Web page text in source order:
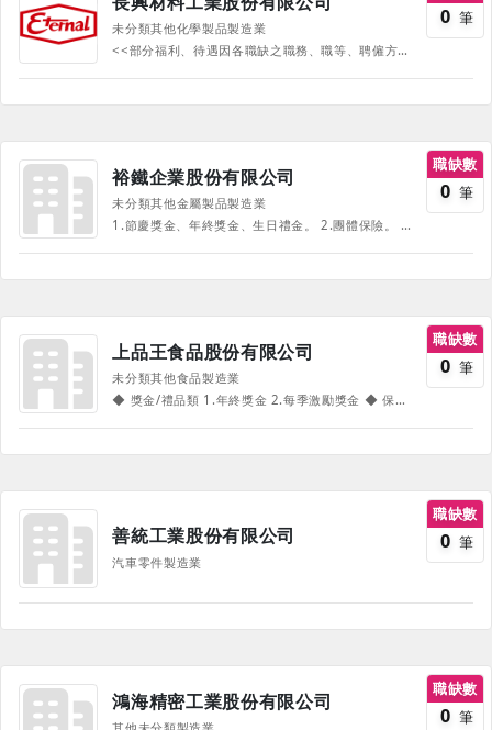
未分類其他化學製品製造業
<<部分福利、待遇因各職缺之職務、職等、聘僱方式以及所在工作地有所不同，並隨公司營運方針有所調整，詳情請於面試時詢問，並以面試為主。>>
0 筆
裕鐵企業股份有限公司
未分類其他金屬製品製造業
1.節慶獎金、年終獎金、生日禮金。 2.團體保險。 3.員工制服、健康檢查、員工餐廳及汽/機車停車場。 4.結婚禮金、生育補助、子女教育獎助學金及喪葬慰問金。 5.定期舉辦員工旅遊、福委會自強活動。 6.完善的教育訓練及升遷管道制度。 《部份福利、待遇因職務、職等、職種有所不同，並隨公司營運方針有所調整，詳情請於面試時詢問，並以面試為主》
職缺數
0 筆
上品王食品股份有限公司
未分類其他食品製造業
◆ 獎金/禮品類 1.年終獎金 2.每季激勵獎金 ◆ 保險類 1.員工團保 ◆ 制度類 1.員工制服 2.完整的教育訓練 3.順暢的升遷管道 ◆ 其他 1.健康檢查 ◆ 補助類 1.員工進修補助 2.子女教育獎助學金 ◆ 其他未載明事項，比照勞基法規定。 《部份福利、待遇因職務、職等、職種有所不同，並隨公司營運方針有所調整，詳情請於面試時詢問，並以面試為主》
職缺數
0 筆
善統工業股份有限公司
汽車零件製造業
職缺數
0 筆
鴻海精密工業股份有限公司
職缺數
0 筆